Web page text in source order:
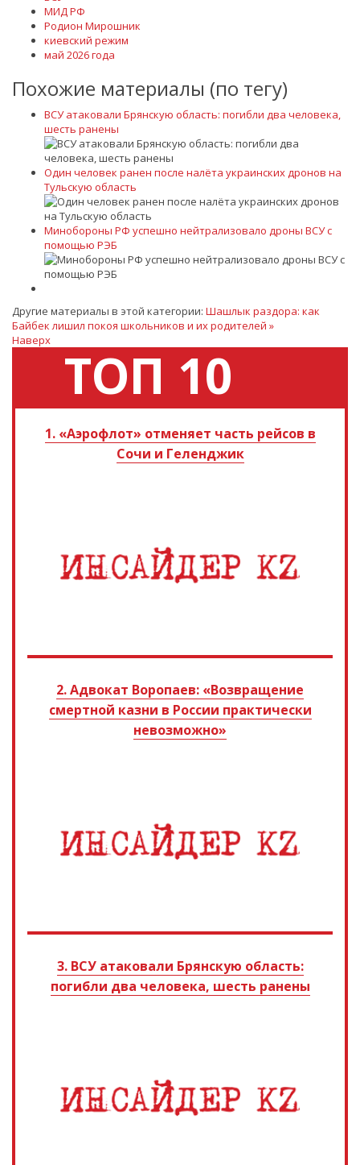
МИД РФ
Родион Мирошник
киевский режим
май 2026 года
Похожие материалы (по тегу)
ВСУ атаковали Брянскую область: погибли два человека,
шесть ранены
Один человек ранен после налёта украинских дронов на
Тульскую область
Минобороны РФ успешно нейтрализовало дроны ВСУ с
помощью РЭБ
Другие материалы в этой категории: Шашлык раздора: как
Байбек лишил покоя школьников и их родителей »
Наверх
ТОП 10
1. «Аэрофлот» отменяет часть рейсов в
Сочи и Геленджик
2. Адвокат Воропаев: «Возвращение
смертной казни в России практически
невозможно»
3. ВСУ атаковали Брянскую область:
погибли два человека, шесть ранены